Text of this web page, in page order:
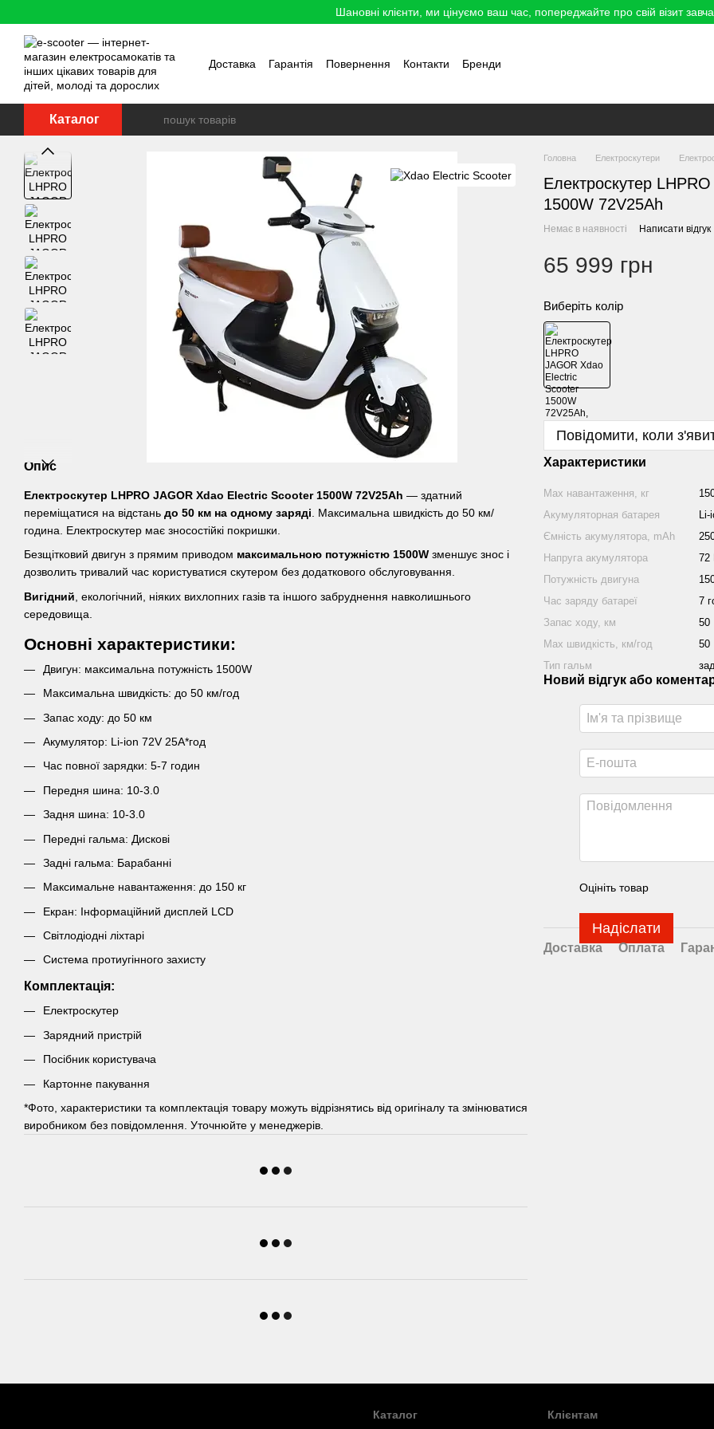
Шановні клієнти, ми цінуємо ваш час, попереджайте про свій візит
Доставка Гарантія Повернення Контакти Бренди
Каталог
Опис
Електроскутер LHPRO JAGOR Xdao Electric Scooter 1500W 72V25Ah — здатний
переміщатися на відстань до 50 км на одному заряді . Максимальна швидкість до 50 км/
година. Електроскутер має зносостійкі покришки.
Безщітковий двигун з прямим приводом максимальною потужністю 1500W зменшує знос і
дозволить тривалий час користуватися скутером без додаткового обслуговування.
Вигідний , екологічний, ніяких вихлопних газів та іншого забруднення навколишнього
середовища.
Основні характеристики:
Двигун: максимальна потужність 1500W
Максимальна швидкість: до 50 км/год
Запас ходу: до 50 км
Акумулятор: Li-ion 72V 25А*год
Час повної зарядки: 5-7 годин
Передня шина: 10-3.0
Задня шина: 10-3.0
Передні гальма: Дискові
Задні гальма: Барабанні
Максимальне навантаження: до 150 кг
Екран: Інформаційний дисплей LCD
Світлодіодні ліхтарі
Система протиугінного захисту
Комплектація:
Електроскутер
Зарядний пристрій
Посібник користувача
Картонне пакування
*Фото, характеристики та комплектація товару можуть відрізнятись від оригіналу та змінюватися
виробником без повідомлення. Уточнюйте у менеджерів.
Головна Електроскутери
Електроскутер
1500W 72V25Ah
Немає в наявності Написати відгук
65 999 грн
Виберіть колір
Повідомити, коли
Характеристики
Mаx навантаження, кг
Акумуляторная батарея
Li-
Ємність акумулятора, mAh
Напруга акумулятора
72
Потужність двигуна
Час заряду батареї
7
Запас ходу, км
50
Маx швидкість, км/год
50
Тип гальм
Новий відгук або
Оцініть товар
Надіслати
Доставка Оплата
Каталог Клієнтам